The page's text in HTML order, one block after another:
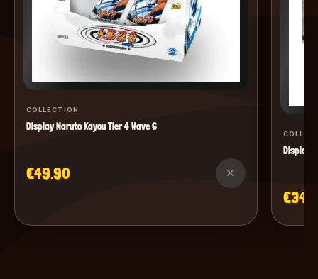
COLLECTION
Display Naruto Kayou Tier 4 Wave 6
€49.90 ×
Display